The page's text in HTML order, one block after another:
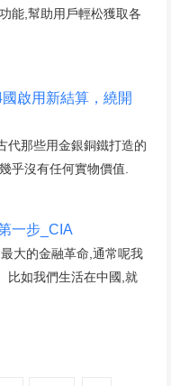
能,幫助用戶輕松獲取各
啟用新結算，繞開
代那些用金銀銅鐵打造的
乎沒有任何實物價值.
一步_CIA
大的金融革命,通常呢我
比如我們生活在中國,就